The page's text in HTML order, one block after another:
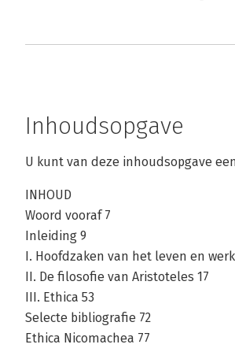
Inhoudsopgave
U kunt van deze inhoudsopgave
INHOUD
Woord vooraf 7
Inleiding 9
I. Hoofdzaken van het leven en
II. De filosofie van Aristoteles 17
III. Ethica 53
Selecte bibliografie 72
Ethica Nicomachea 77